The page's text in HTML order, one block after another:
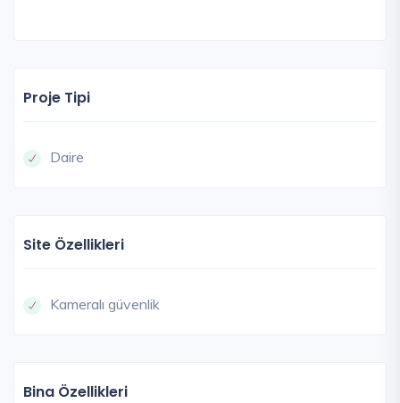
Proje Tipi
Daire
Site Özellikleri
Kameralı güvenlik
Bina Özellikleri